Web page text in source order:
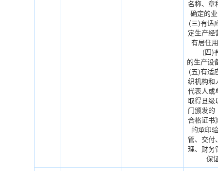
名称、
确定
(三)有适
定生产经
有居住
(四)有
的生产
(五)有适
织机构和
代表人或
取得县级
门颁发的
合格证书
的承印
管、交付
理、财务
保